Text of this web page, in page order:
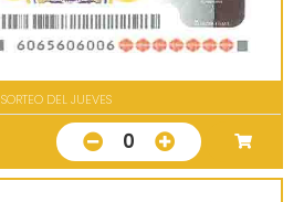
SORTEO DEL JUEVES
0